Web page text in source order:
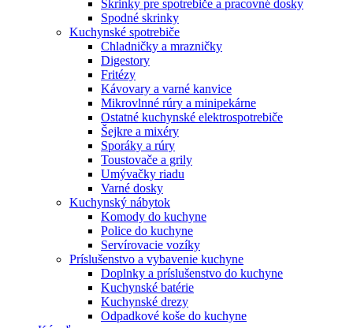
Skrinky pre spotrebiče a pracovné dosky
Spodné skrinky
Kuchynské spotrebiče
Chladničky a mrazničky
Digestory
Fritézy
Kávovary a varné kanvice
Mikrovlnné rúry a minipekárne
Ostatné kuchynské elektrospotrebiče
Šejkre a mixéry
Sporáky a rúry
Toustovače a grily
Umývačky riadu
Varné dosky
Kuchynský nábytok
Komody do kuchyne
Police do kuchyne
Servírovacie vozíky
Príslušenstvo a vybavenie kuchyne
Doplnky a príslušenstvo do kuchyne
Kuchynské batérie
Kuchynské drezy
Odpadkové koše do kuchyne